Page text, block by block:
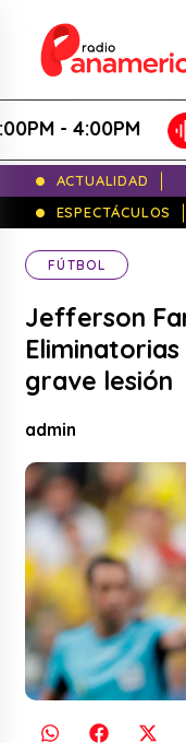
- 4:00PM
ACTUALIDAD
ESPECTÁCULOS
FÚTBOL
Jefferson
grave lesión
admin